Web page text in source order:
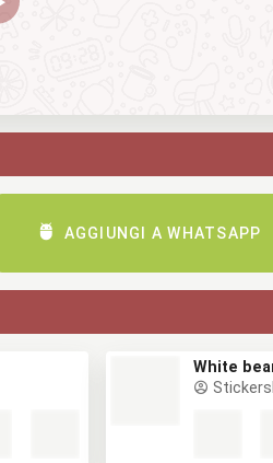
AGGIUNGI A WHATSAPP
White